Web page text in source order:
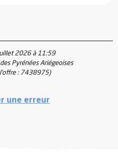
2026 à 11:59
Pyrénées Ariégeoises
: 7438975)
une erreur